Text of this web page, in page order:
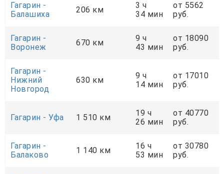
Гагарин -
Балашиха
206 км
3 ч
34 мин
от 5562
руб.
Гагарин -
Воронеж
670 км
9 ч
43 мин
от 18090
руб.
Гагарин -
Нижний
Новгород
630 км
9 ч
14 мин
от 17010
руб.
Гагарин - Уфа 1 510 км
19 ч
26 мин
от 40770
руб.
Гагарин -
Балаково
1 140 км
16 ч
53 мин
от 30780
руб.